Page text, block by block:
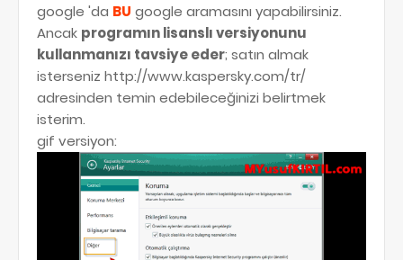
google 'da BU google aramasını yapabilirsiniz.
Ancak programın lisanslı versiyonunu
kullanmanızı tavsiye eder; satın almak
isterseniz http://www.kaspersky.com/tr/
adresinden temin edebileceğinizi belirtmek
isterim.
gif versiyon: